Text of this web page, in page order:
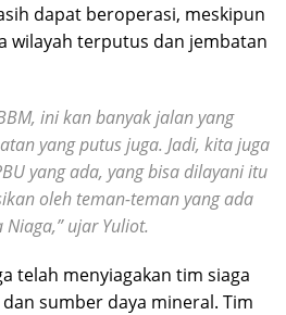
dapat beroperasi, meskipun
wilayah terputus dan jembatan
ini kan banyak jalan yang
yang putus juga. Jadi, kita juga
yang ada, yang bisa dilayani itu
oleh teman-teman yang ada
ujar Yuliot.
telah menyiagakan tim siaga
sumber daya mineral. Tim